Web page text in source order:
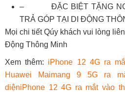
– ĐẶC BIỆT TẶNG
TRẢ GÓP TẠI DI ĐỘNG
Mọi chi tiết Qúy khách vui lòng
Động Thông Minh
Xem thêm: iPhone 12 4G ra
Huawei Maimang 9 5G ra
diệniPhone 12 4G ra mắt vào